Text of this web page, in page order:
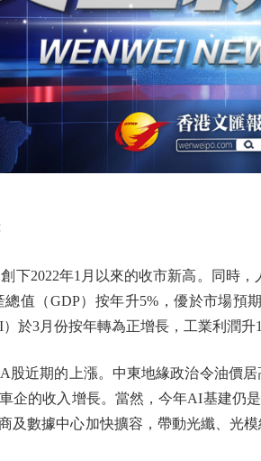
2022年1月以來的收市新高。同時，
值（GDP）按年升5%，優於市場預
於3月份按年轉為正增長，工業利潤升
期的上漲。中東地緣政治令油價居
企的收入增長。當然，今年AI基建仍
及數據中心加快擴容，帶動光纖、光